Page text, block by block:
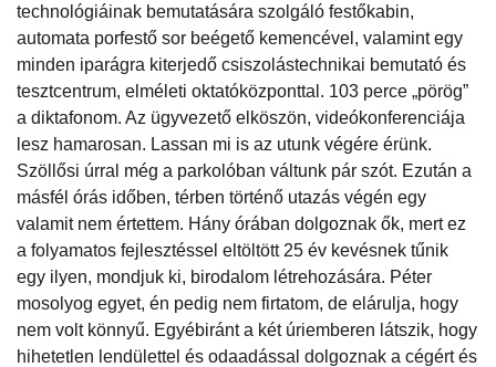
technológiáinak bemutatására szolgáló festőkabin,
automata porfestő sor beégető kemencével, valamint egy
minden iparágra kiterjedő csiszolástechnikai bemutató és
tesztcentrum, elméleti oktatóközponttal. 103 perce „pörög”
a diktafonom. Az ügyvezető elköszön, videókonferenciája
lesz hamarosan. Lassan mi is az utunk végére érünk.
Szöllősi úrral még a parkolóban váltunk pár szót. Ezután a
másfél órás időben, térben történő utazás végén egy
valamit nem értettem. Hány órában dolgoznak ők, mert ez
a folyamatos fejlesztéssel eltöltött 25 év kevésnek tűnik
egy ilyen, mondjuk ki, birodalom létrehozására. Péter
mosolyog egyet, én pedig nem firtatom, de elárulja, hogy
nem volt könnyű. Egyébiránt a két úriemberen látszik, hogy
hihetetlen lendülettel és odaadással dolgoznak a cégért és